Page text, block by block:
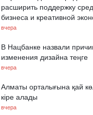
расширить поддержку
бизнеса и креативной
вчера
В Нацбанке назвали
изменения дизайна теңге
вчера
Алматы орталығына қай
кіре алады
вчера